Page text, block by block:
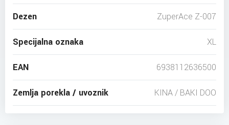
Dezen ZuperAce Z-007
Specijalna oznaka XL
EAN 6938112636500
Zemlja porekla / uvoznik KINA / BAKI DOO